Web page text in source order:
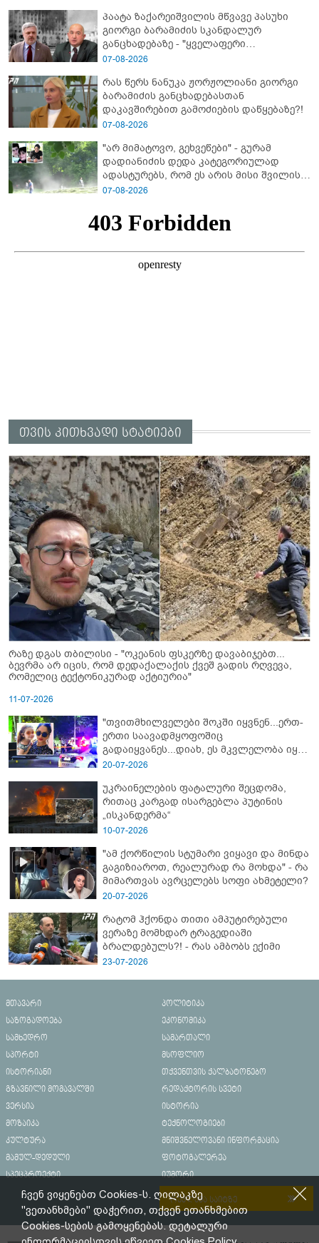
პაატა ზაქარეიშვილის მწვავე პასუხი
გიორგი ბარამიძის სკანდალურ
განცხადებაზე - "ყველაფერი
დეტალურად ვიცი... კამანში მოკლული
ბარამიძე კი ტყუის"
07-08-2026
რას წერს ნანუკა ჟორჟოლიანი გიორგი
ბარამიძის განცხადებასთან
დაკავშირებით გამოძიების დაწყებაზე?!
07-08-2026
"არ მიმატოვო, გეხვეწები" - გუ­რა­მ
დადიანიძის დედა კა­ტე­გო­რი­უ­ლად
ადას­ტუ­რებს, რომ ეს არის მისი შვი­ლის
ხმა
07-08-2026
თვის კითხვადი სტატიები
რაზე დგას თბილისი - "ოკეანის ფსკერზე დავაბიჯებთ...
ბევრმა არ იცის, რომ დედაქალაქის ქვეშ გადის რღვევა,
რომელიც ტექტონიკურად აქტიურია"
11-07-2026
"თვითმხილველები შოკში იყვნენ...ერთ-
ერთი საავადმყოფოშიც
გადაიყვანეს...დიახ, ეს მკვლელობა იყო"
- გორში დატრიალებული ტრაგედიის
20-07-2026
უკრაინელების ფატალური შეცდომა,
რითაც კარგად ისარგებლა პუტინის
„ისკანდერმა“
10-07-2026
"ამ ქორწილის სტუმარი ვიყავი და მინდა
გაგიზიაროთ, რეალურად რა მოხდა" - რა
მიმართვას ავრცელებს სოფი ახმეტელი?
20-07-2026
რატომ ჰქონდა თითი ამპუტირებული
ვერაზე მომხდარ ტრაგედიაში
ბრალდებულს?! - რას ამბობს ექიმი
23-07-2026
მთავარი
პოლიტიკა
საზოგადოება
ეკონომიკა
სამხედრო
სამართალი
სპორტი
მსოფლიო
ისტორიანი
თქვენთვის ქალბატონებო
გზავნილი მომავალში
რედაქტორის სვეტი
ვერსია
ისტორია
მოზაიკა
ტექნოლოგიები
კულტურა
მნიშვნელოვანი ინფორმაცია
მამულ-დედული
ფოტოგალერეა
სპეცპროექტი
იუმორი
რეკლამა საიტზე
ჩვენ ვიყენებთ Cookies-ს. ღილაკზე
"ვეთანხმები" დაჭერით, თქვენ ეთანხმებით
Cookies-სების გამოყენებას. დეტალური